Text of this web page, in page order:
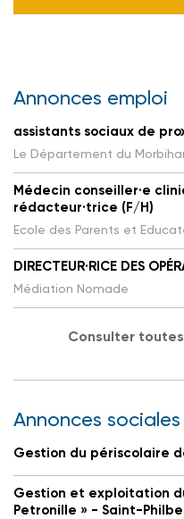
Annonces emploi
assistants sociaux de
Le Département du
Médecin conseiller·e
rédacteur·trice (F/H)
Ecole des Parents et
DIRECTEUR·RICE DES
Médiation Nomade
Consulter
Annonces sociales
Gestion du périscolaire
Gestion et exploitation
Petronille » - Saint-